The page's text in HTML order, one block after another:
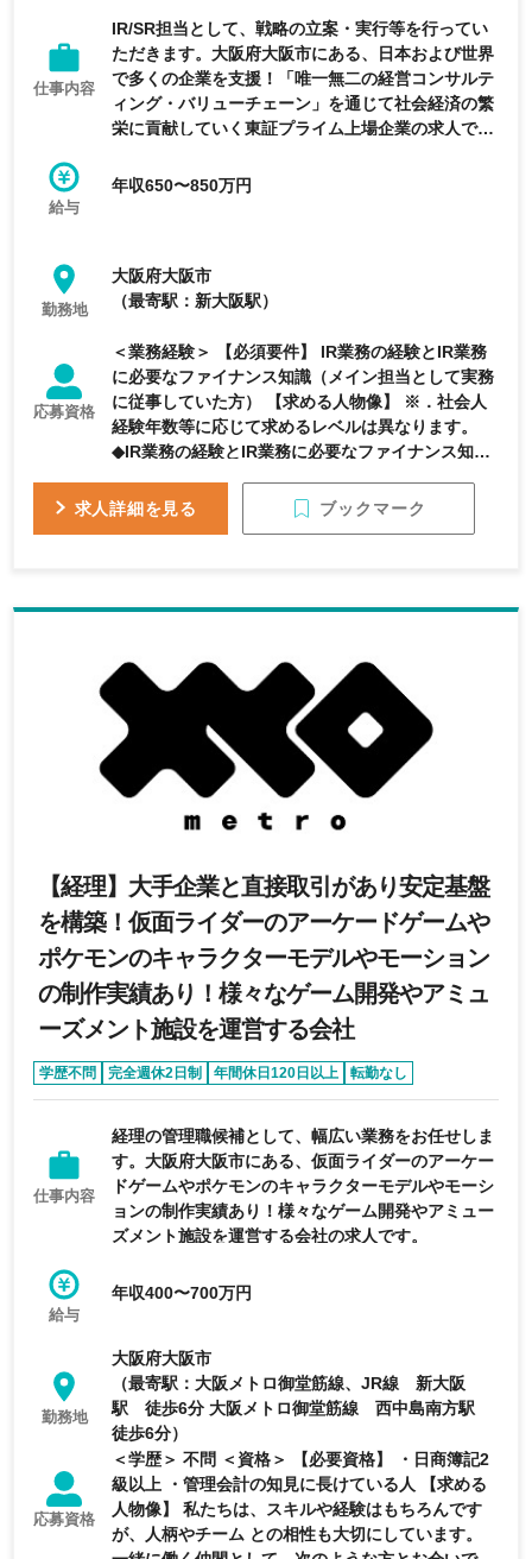
仕事内容
IR/SR担当として、戦略の立案・実行等を行ってい
ただきます。大阪府大阪市にある、日本および世界
で多くの企業を支援！「唯一無二の経営コンサルテ
ィング・バリューチェーン」を通じて社会経済の繁
栄に貢献していく東証プライム上場企業の求人で
給与
年収650〜850万円
勤務地
大阪府大阪市
（最寄駅：新大阪駅）
応募資格
＜業務経験＞ 【必須要件】 IR業務の経験とIR業務
に必要なファイナンス知識（メイン担当として実務
に従事していた方） 【求める人物像】 ※．社会人
経験年数等に応じて求めるレベルは異なります。
◆IR業務の経験とIR業務に必要なファイナンス知識
必要なコミュニケーションスキル ◆学習意欲・知的
求人詳細を見る ブックマーク
【経理】大手企業と直接取引があり安定基盤
を構築！仮面ライダーのアーケードゲームや
ポケモンのキャラクターモデルやモーション
の制作実績あり！様々なゲーム開発やアミュ
ーズメント施設を運営する会社
学歴不問 完全週休2日制 年間休日120日以上
転勤なし
研修充実
仕事内容
経理の管理職候補として、幅広い業務をお任せしま
す。大阪府大阪市にある、仮面ライダーのアーケー
ドゲームやポケモンのキャラクターモデルやモーシ
ョンの制作実績あり！様々なゲーム開発やアミュー
ズメント施設を運営する会社の求人です。
給与
年収400〜700万円
勤務地
大阪府大阪市
（最寄駅：大阪メトロ御堂筋線、JR線 新大阪
駅 徒歩6分 大阪メトロ御堂筋線 西中島南方駅
徒歩6分）
応募資格
＜学歴＞ 不問 ＜資格＞ 【必要資格】 ・日商簿記2
級以上 ・管理会計の知見に長けている人 【求める
人物像】 私たちは、スキルや経験はもちろんです
が、人柄やチーム との相性も大切にしています。